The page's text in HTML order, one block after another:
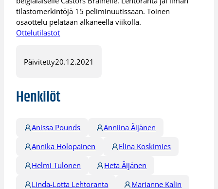
tilastomerkintöjä 15 peliminuutissaan. Toinen
osaottelu pelataan alkaneella viikolla.
Ottelutilastot
Päivitetty20.12.2021
Henkilöt
Anissa Pounds
Anniina Äijänen
Annika Holopainen
Elina Koskimies
Helmi Tulonen
Heta Äijänen
Linda-Lotta Lehtoranta
Marianne Kalin